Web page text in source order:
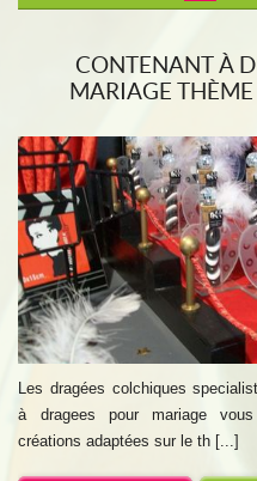
CONTENANT À
MARIAGE
Les dragées colchiques
à dragees pour mariage
créations adaptées sur le th [...]